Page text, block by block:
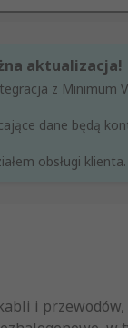
aktualizacja!
z Minimum
dane będą
obsługi klienta.
i